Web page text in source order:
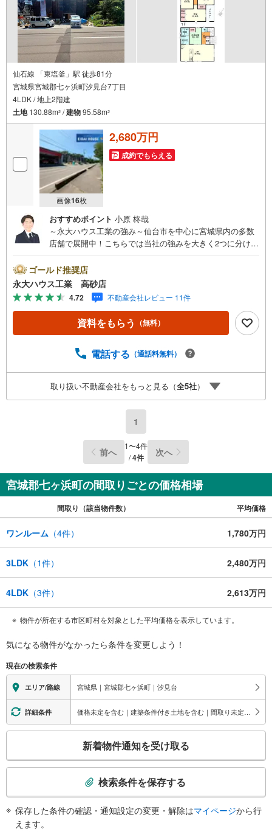
仙石線 「東塩釜」駅 徒歩81分
宮城県宮城郡七ヶ浜町汐見台7丁目
4LDK / 地上2階建
土地130.88m2 /建物95.58m2
画像16枚
2,680万円
成約でもらえる
おすすめポイント 小原 柊哉
～永大ハウス工業の強み～仙台市を中心に宮城県内の多数
店舗で展開中！こちらでは当社の強みを大きく2つに分けて
地...と種別を問わず不動産を取り扱っております。更に教
育施設や商業施設、子育て環境や行政などの地域情報を総
合し、お客様により良い物件選びをして頂けるよう、しっ
かりとサポートさせて頂きます。2.＜経験豊富なスタッフ
＞当社では【購入】【売却】【引っ越し】【リフォーム】
など住宅に関する様々なご質問はもちろん、ご購入時に気
せて頂きます。各店舗ではキッズスペースも完備！お子様
8:00（定休日火・水曜日※店舗により変動あり）現地のご案
内も可能ですので、どうぞお気軽にお問い合わせくださ
い！
ゴールド推奨店
永大ハウス工業 高砂店
4.72 不動産会社レビュー 11件
資料をもらう （無料）
電話する （通話料無料）
取り扱い不動産会社をもっと見る（全5社）
1
前へ 1〜4件
/4件 次へ
宮城郡七ヶ浜町の間取りごとの価格相場
間取り（該当物件数） 平均価格
ワンルーム （4件） 1,780万円
3LDK （1件） 2,480万円
4LDK （3件） 2,613万円
物件が所在する市区町村を対象とした平均価格を表示しています。
気になる物件がなかったら条件を変更しよう！
現在の検索条件
エリア/路線 宮城県｜宮城郡七ヶ浜町｜汐見台
詳細条件 価格未定を含む｜建築条件付き土地を含む｜間取り未定を含む
検
新着物件通知を受け取る
検索条件を保存する
保存した条件の確認・通知設定の変更・解除はマイページから行
えます。